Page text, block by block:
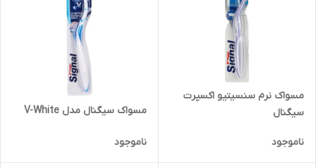
مسواک نرم سنسیتیو اکسپرت
سیگنال
ناموجود
مسواک سیگنال مدل V-White
ناموجود